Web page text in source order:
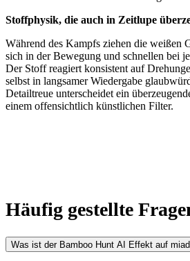
Stoffphysik, die auch in Zeitlupe
Während des Kampfs ziehen die weißen
sich in der Bewegung und schnellen bei
Der Stoff reagiert konsistent auf
selbst in langsamer Wiedergabe
Detailtreue unterscheidet ein
einem offensichtlich künstlichen Filter.
Häufig gestellte
Was ist der Bamboo Hunt AI Effekt auf